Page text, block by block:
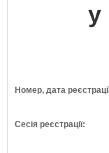
у
Номер, дата
Сесія реєстрації: